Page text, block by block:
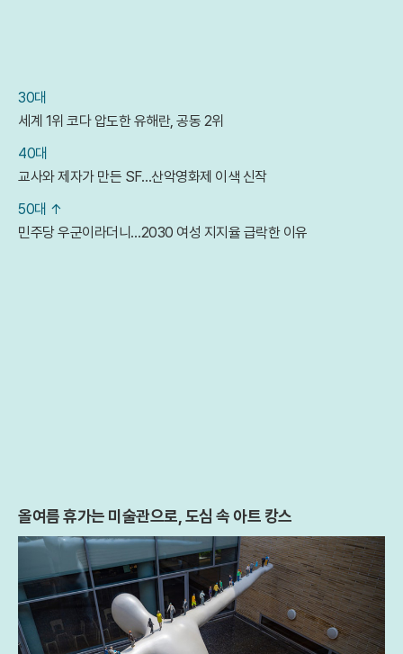
30대
세계 1위 코다 압도한 유해란, 공동 2위
40대
교사와 제자가 만든 SF…산악영화제 이색 신작
50대 ↑
민주당 우군이라더니…2030 여성 지지율 급락한 이유
올여름 휴가는 미술관으로, 도심 속 아트 캉스